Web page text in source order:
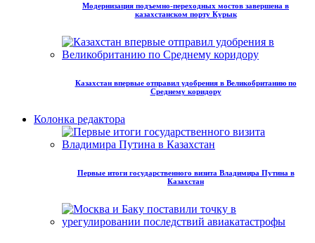
Модернизация подъемно-переходных мостов завершена в
казахстанском порту Курык
Казахстан впервые отправил удобрения в Великобританию по
Среднему коридору
Колонка редактора
Первые итоги государственного визита Владимира Путина в
Казахстан